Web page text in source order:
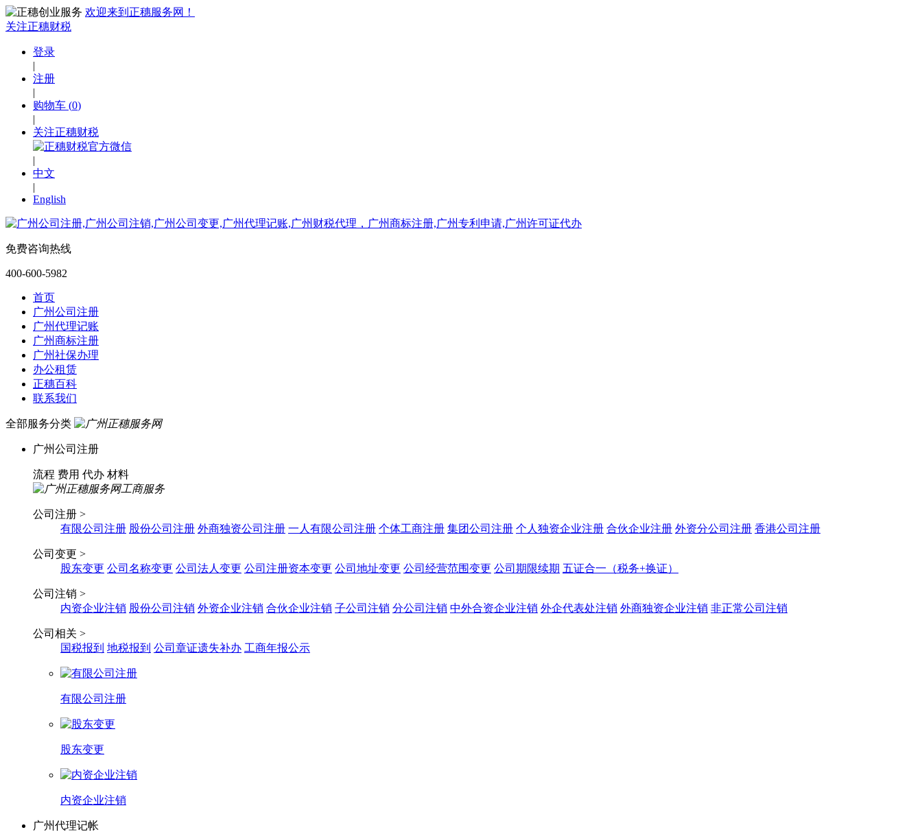
欢迎来到正穗服务网！
关注正穗财税
登录
|
注册
|
购物车 (0)
|
关注正穗财税
|
中文
|
English
免费咨询热线
400-600-5982
首页
广州公司注册
广州代理记账
广州商标注册
广州社保办理
办公租赁
正穗百科
联系我们
全部服务分类
广州公司注册
流程 费用 代办 材料
公司注册 >
有限公司注册 股份公司注册 外商独资公司注册 一人有限公司注册 个体工商注册 集团公司注册 个人独资企业注册 合伙企业注册 外资分公司注册 香港公司注册
公司变更 >
股东变更 公司名称变更 公司法人变更 公司注册资本变更 公司地址变更 公司经营范围变更 公司期限续期 五证合一（税务+换证）
公司注销 >
内资企业注销 股份公司注销 外资企业注销 合伙企业注销 子公司注销 分公司注销 中外合资企业注销 外企代表处注销 外商独资企业注销 非正常公司注销
公司相关 >
国税报到 地税报到 公司章证遗失补办 工商年报公示
有限公司注册
股东变更
内资企业注销
广州代理记帐